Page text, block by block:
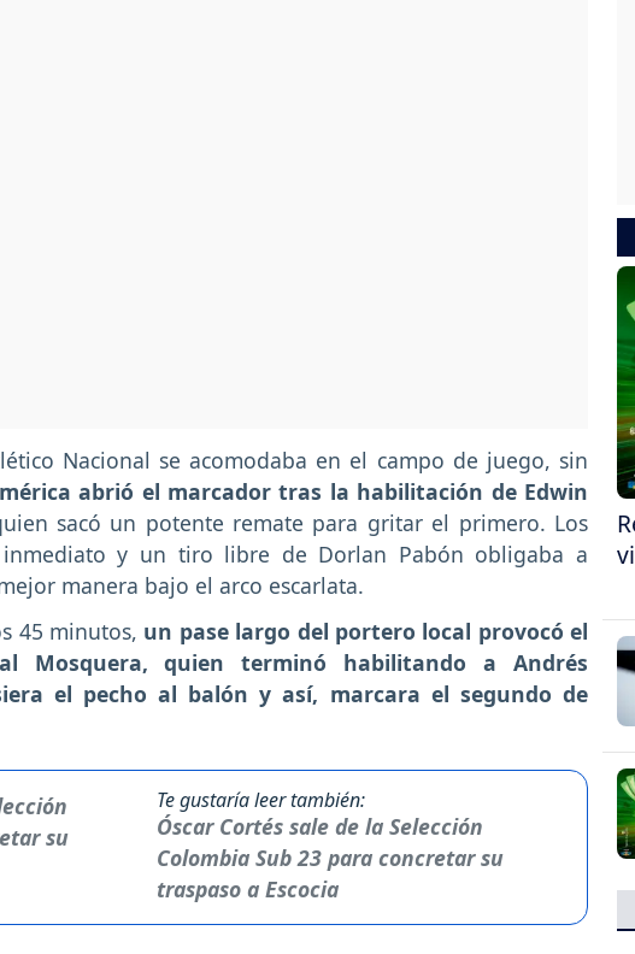
Nacional se acomodaba en el campo de juego, sin
abrió el marcador tras la habilitación de Edwin
sacó un potente remate para gritar el primero. Los
inmediato y un tiro libre de Dorlan Pabón obligaba a
manera bajo el arco escarlata.
45 minutos, un pase largo del portero local provocó el
Mosquera, quien terminó habilitando a Andrés
el pecho al balón y así, marcara el segundo de
Te gustaría leer también:
Óscar Cortés sale de la Selección
Colombia Sub 23 para concretar su
traspaso a Escocia